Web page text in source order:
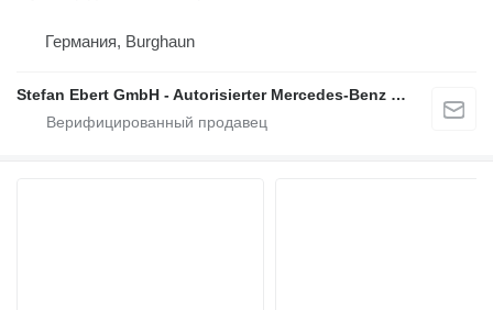
Германия, Burghaun
Stefan Ebert GmbH - Autorisierter Mercedes-Benz Servicepartner